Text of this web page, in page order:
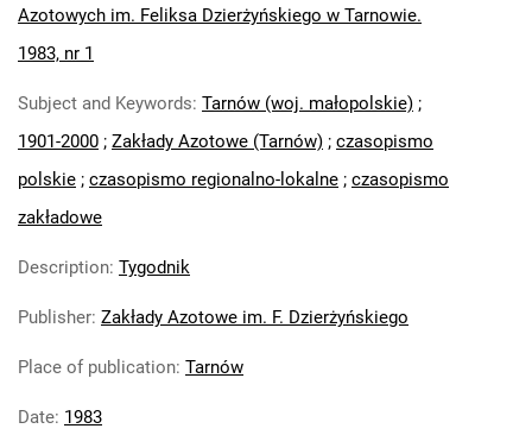
Robotniczego Zakładów Azotowych im.
Feliksa Dzierżyńskiego. 1972
Robotniczego Zakładów Azotowych im.
Feliksa Dzierżyńskiego. 1974
Tarnowskie Azoty : Organ Samorządu
Feliksa Dzierżyńskiego. 1975
Tarnowskie Azoty : Organ Samorządu
Feliksa Dzierżyńskiego. 1976
Robotniczego Zakładów Azotowych im.
Feliksa Dzierżyńskiego. 1977
Azotowych im. Feliksa Dzierżyńskiego w Tarnowie.
1983, nr 1
Subject and Keywords: Tarnów (woj. małopolskie) ;
1901-2000 ; Zakłady Azotowe (Tarnów) ; czasopismo
polskie ; czasopismo regionalno-lokalne ; czasopismo
zakładowe
Description: Tygodnik
Publisher: Zakłady Azotowe im. F. Dzierżyńskiego
Place of publication: Tarnów
Date: 1983